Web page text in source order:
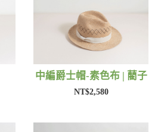
中編爵士帽-素色布 | 藺子
NT$2,580